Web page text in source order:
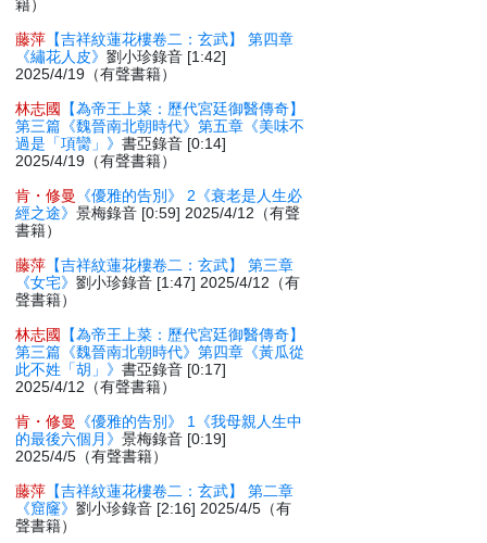
籍）
藤萍 【吉祥紋蓮花樓卷二：玄武】 第四章
《繡花人皮》劉小珍錄音 [1:42]
2025/4/19（有聲書籍）
林志國
【為帝王上菜：歷代宮廷御醫傳奇】
第三篇《魏晉南北朝時代》第五章《美味不
過是「項臠」》書亞錄音 [0:14]
2025/4/19（有聲書籍）
肯・修曼
《優雅的告別》 2《衰老是人生必
經之途》景梅錄音 [0:59] 2025/4/12（有聲
書籍）
藤萍 【吉祥紋蓮花樓卷二：玄武】 第三章
《女宅》劉小珍錄音 [1:47] 2025/4/12（有
聲書籍）
林志國
【為帝王上菜：歷代宮廷御醫傳奇】
第三篇《魏晉南北朝時代》第四章《黃瓜從
此不姓「胡」》書亞錄音 [0:17]
2025/4/12（有聲書籍）
肯・修曼
《優雅的告別》 1《我母親人生中
的最後六個月》景梅錄音 [0:19]
2025/4/5（有聲書籍）
藤萍 【吉祥紋蓮花樓卷二：玄武】 第二章
《窟窿》劉小珍錄音 [2:16] 2025/4/5（有
聲書籍）